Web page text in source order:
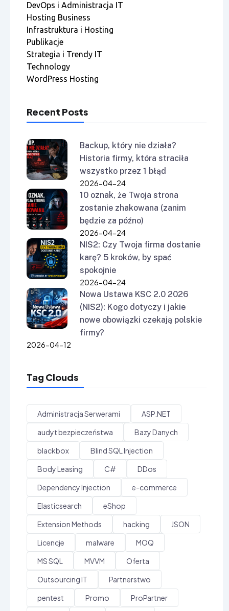
DevOps i Administracja IT
Hosting Business
Infrastruktura i Hosting
Publikacje
Strategia i Trendy IT
Technology
WordPress Hosting
Recent Posts
Backup, który nie działa?
Historia firmy, która straciła
wszystko przez 1 błąd
2026-04-24
10 oznak, że Twoja strona
zostanie zhakowana (zanim
będzie za późno)
2026-04-24
NIS2: Czy Twoja firma dostanie
karę? 5 kroków, by spać
spokojnie
2026-04-24
Nowa Ustawa KSC 2.0 2026
(NIS2): Kogo dotyczy i jakie
nowe obowiązki czekają polskie
firmy?
2026-04-12
Tag Clouds
Administracja Serwerami
ASP.NET
audyt bezpieczeństwa
Bazy Danych
blackbox
Blind SQL Injection
Body Leasing
C#
DDos
Dependency Injection
e-commerce
Elasticsearch
eShop
Extension Methods
hacking
JSON
Licencje
malware
MOQ
MS SQL
MVVM
Oferta
Outsourcing IT
Partnerstwo
pentest
Promo
ProPartner